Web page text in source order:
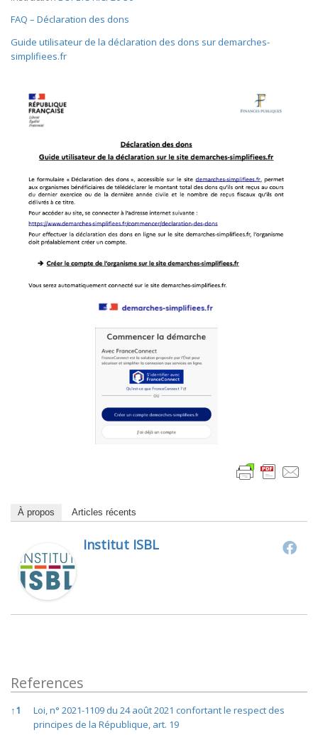
FAQ – Déclaration des dons
Guide utilisateur de la déclaration des dons sur demarches-
simplifiees.fr
À propos Articles récents
Institut ISBL
References
References
↑1
Loi, n° 2021-1109 du 24 août 2021 confortant le respect des
principes de la République, art. 19